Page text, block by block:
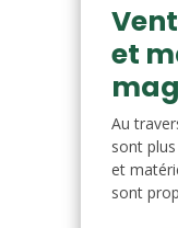
et
Au
sont
et
sont